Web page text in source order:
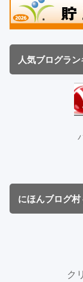
人気ブログラン
にほんブログ村
ク